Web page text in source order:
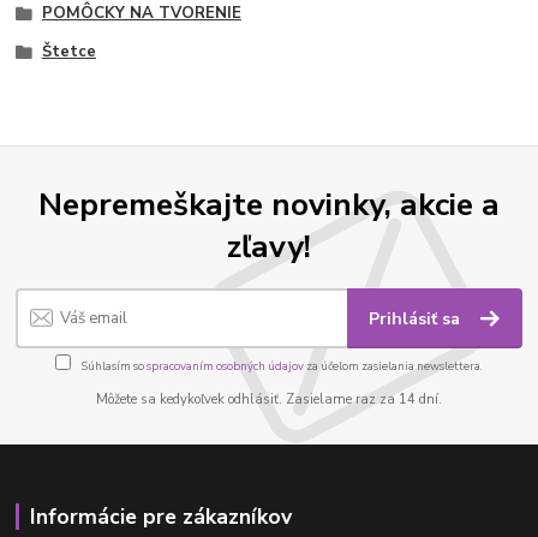
POMÔCKY NA TVORENIE
Štetce
Nepremeškajte novinky, akcie a
zľavy!
Prihlásiť sa
Súhlasím sospracovaním osobných údajov za účelom zasielania newslettera.
Môžete sa kedykoľvek odhlásiť. Zasielame raz za 14 dní.
Informácie pre zákazníkov